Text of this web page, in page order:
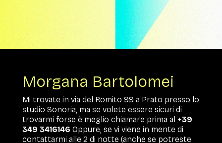
Morgana Bartolomei
Mi trovate in via del Romito 99 a Prato presso lo
studio Sonoria, ma se volete essere sicuri di
trovarmi forse è meglio chiamare prima al +39
349 3416146 Oppure, se vi viene in mente di
contattarmi alle 2 di notte (anche se potreste